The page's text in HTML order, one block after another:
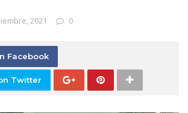
2021 0
Facebook
Twitter